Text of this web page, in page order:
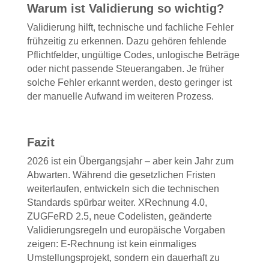
Warum ist Validierung so wichtig?
Validierung hilft, technische und fachliche Fehler
frühzeitig zu erkennen. Dazu gehören fehlende
Pflichtfelder, ungültige Codes, unlogische Beträge
oder nicht passende Steuerangaben. Je früher
solche Fehler erkannt werden, desto geringer ist
der manuelle Aufwand im weiteren Prozess.
Fazit
2026 ist ein Übergangsjahr – aber kein Jahr zum
Abwarten. Während die gesetzlichen Fristen
weiterlaufen, entwickeln sich die technischen
Standards spürbar weiter. XRechnung 4.0,
ZUGFeRD 2.5, neue Codelisten, geänderte
Validierungsregeln und europäische Vorgaben
zeigen: E-Rechnung ist kein einmaliges
Umstellungsprojekt, sondern ein dauerhaft zu